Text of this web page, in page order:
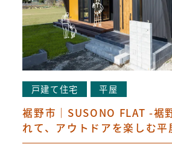
戸建て住宅 平屋
裾野市｜SUSONO FLAT -裾
れて、アウトドアを楽しむ平